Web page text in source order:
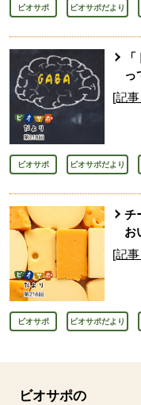
ビオサポ ビオサポだより
っ
[記
ビオサポ ビオサポだより
チ
お
[記
ビオサポ ビオサポだより
ビオサポの